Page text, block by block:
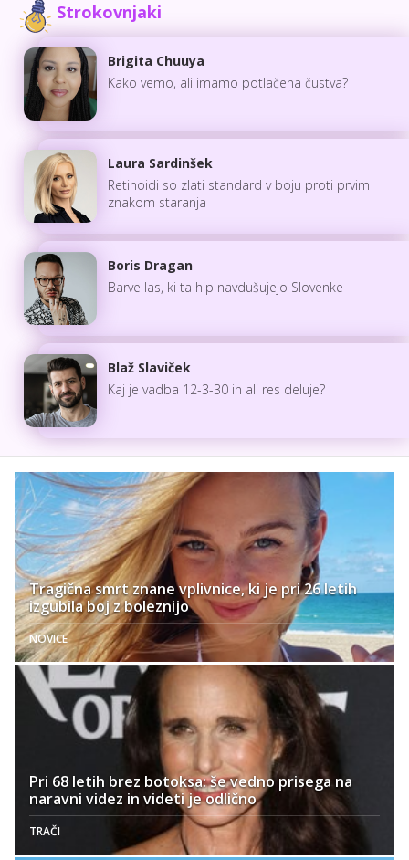
Strokovnjaki
Brigita Chuuya
Kako vemo, ali imamo potlačena čustva?
Laura Sardinšek
Retinoidi so zlati standard v boju proti prvim
znakom staranja
Boris Dragan
Barve las, ki ta hip navdušujejo Slovenke
Blaž Slaviček
Kaj je vadba 12-3-30 in ali res deluje?
Tragična smrt znane vplivnice, ki je pri 26 letih
izgubila boj z boleznijo
NOVICE
Pri 68 letih brez botoksa: še vedno prisega na
naravni videz in videti je odlično
TRAČI